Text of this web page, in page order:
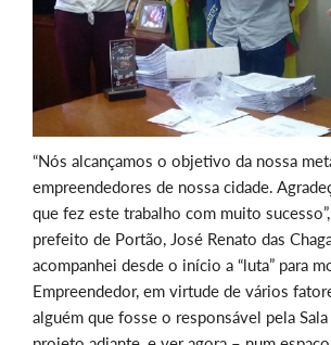
“Nós alcançamos o objetivo da nossa
empreendedores de nossa cidade.
que fez este trabalho com muito
prefeito de Portão, José Renato das
acompanhei desde o início a “luta” para
Empreendedor, em virtude de vários
alguém que fosse o responsável pela